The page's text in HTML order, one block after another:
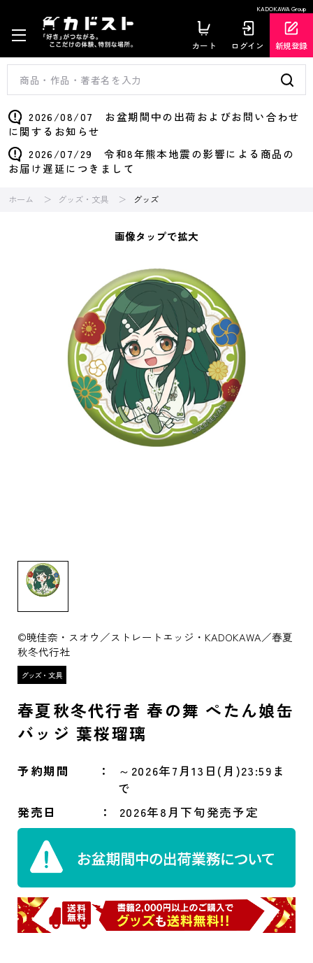
KADOKAWA Group
カート ログイン 新規登録
2026/08/07 お盆期間中の出荷およびお問い合わせ
に関するお知らせ
2026/07/29 令和8年熊本地震の影響による商品の
お届け遅延につきまして
ホーム グッズ・文具 グッズ
画像タップで拡大
©暁佳奈・スオウ／ストレートエッジ・KADOKAWA／春夏
秋冬代行社
春夏秋冬代行者 春の舞 ぺたん娘缶
バッジ 葉桜瑠璃
予約期間
～2026年7月13日(月)23:59ま
で
発売日
2026年8月下旬発売予定